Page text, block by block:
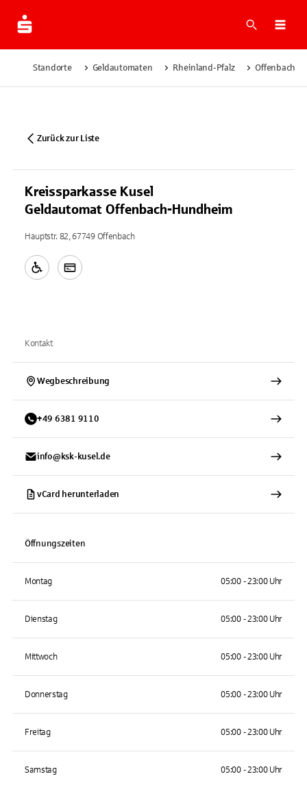
Suche
Standorte Geldautomaten Rheinland-Pfalz Offenbach
Zurück zur Liste
Kreissparkasse Kusel
Geldautomat Offenbach-Hundheim
Hauptstr. 82, 67749 Offenbach
Kontakt
Wegbeschreibung
+49 6381 9110
info@ksk-kusel.de
vCard herunterladen
Öffnungszeiten
Montag 05:00 - 23:00 Uhr
Dienstag 05:00 - 23:00 Uhr
Mittwoch 05:00 - 23:00 Uhr
Donnerstag 05:00 - 23:00 Uhr
Freitag 05:00 - 23:00 Uhr
Samstag 05:00 - 23:00 Uhr